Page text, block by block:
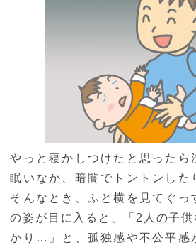
やっと寝かしつけたと思ったら
眠いなか、暗闇でトントンした
そんなとき、ふと横を見てぐっ
の姿が目に入ると、「2人の子
かり…」と、孤独感や不公平感